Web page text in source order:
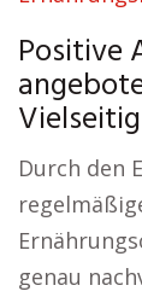
Positive
Durch den
genau